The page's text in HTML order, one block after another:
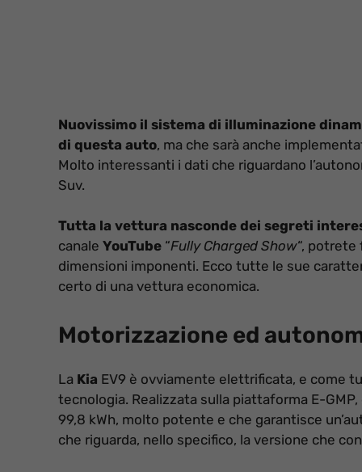
Nuovissimo il sistema di illuminazione
di questa auto, ma che sarà anche
Molto interessanti i dati che riguardano
Suv.
Tutta la vettura nasconde dei segreti
canale YouTube “Fully Charged Show“, potrete
dimensioni imponenti. Ecco tutte le sue
certo di una vettura economica.
Motorizzazione ed
La Kia EV9 è ovviamente elettrificata, e come
tecnologia. Realizzata sulla piattaforma E-
99,8 kWh, molto potente e che garantisce
che riguarda, nello specifico, la versione che